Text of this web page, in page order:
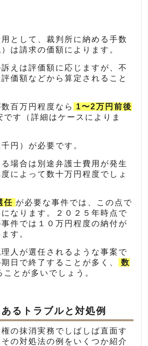
として、裁判所に納める手数
は請求の価額によります。
えは評価額に応じますが、不
価額などから算定されること
百万円程度なら 1〜2万円前後
です（詳細はケースによりま
円）が必要です。
場合は別途弁護士費用が発生
によって数十万円程度でしょ
任 が必要な事件では、この点で
なります。２０２５年時点で
件では１０万円程度の納付が
す。
人が選任されるような事案で
日で終了することが多く、
数
ことが多いでしょう。
るトラブルと対処例
の抹消実務でしばしば直面す
の対処法の例をいくつか紹介